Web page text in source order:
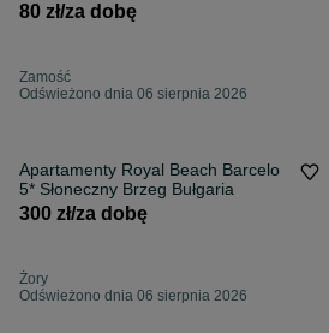
80 zł/za dobę
Zamość
Odświeżono dnia 06 sierpnia 2026
Apartamenty Royal Beach Barcelo
5* Słoneczny Brzeg Bułgaria
300 zł/za dobę
Żory
Odświeżono dnia 06 sierpnia 2026